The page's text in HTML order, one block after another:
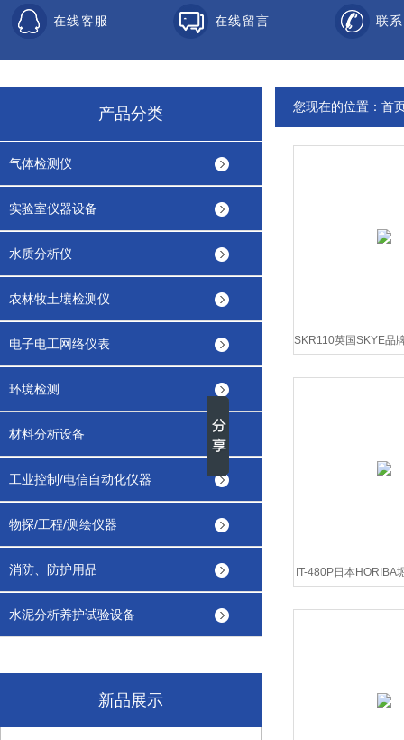
在线客服 在线留言 联
产品分类
气体检测仪
实验室仪器设备
水质分析仪
农林牧土壤检测仪
电子电工网络仪表
环境检测
材料分析设备
工业控制/电信自动化仪器
物探/工程/测绘仪器
消防、防护用品
水泥分析养护试验设备
新品展示
您现在的位置： 首
SKR110英国SKYE品
IT-480P日本HORIBA